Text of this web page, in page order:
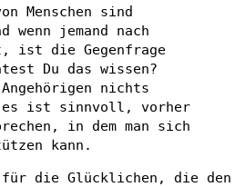
Menschen sind
jemand nach
ist die Gegenfrage
Du das wissen?
nichts
es ist sinnvoll, vorher
in dem man sich
kann.
die Glücklichen, die den